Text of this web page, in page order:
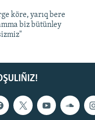
köre, yarıq bere
biz bütünley